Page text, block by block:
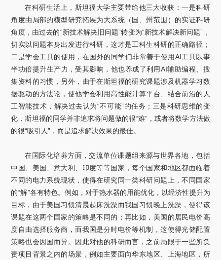
在科研生活上，斯坦福大学主要带给他三大收获：一是科研
角度由局部的模型研究拓展为大系统（国、州范围）的实证科研
角度，由过去的“新技术解决旧问题”转变为“新技术解决新问题”，
切实以问题本身出发进行科研，这才是工科生科研的正确路径；
二是学会工具的使用，在国外的同学们非常善于使用AI工具以事
半功倍提升生产力，受其影响，他也养成了利用AI辅助编程、搜
集资料的习惯，另外，由于在斯坦福的研究课题涉及机器学习数
据驱动的方法论，使他学会利用高性能计算平台、结合前沿的人
工智能技术，解决过去认为“不可能”的任务；三是科研思维的变
化，斯坦福的同学并非追求将问题做的很“难”，或者将数学方法做
的很“吸引人”，而是追求解决效果的最佳。
在国际化培养方面，交流单位课题组来源与世界各地，包括
中国、美国、意大利、印度等等国家，每个国家和地区都面临着
不同的电力系统现状，使得在研究同一类科研问题上，不同国家
的“解”各有特色。例如，对于热水器的用能优化，以经济性提升为
目标，由于美国习惯清晨起床洗澡而我国习惯晚上洗澡，使得该
课题在这两个国家的策略是不同的；再比如，美国的居民电价高
度自由选择服务商，而我国是分时电价等机制，这使得光储配置
策略也会因国而异。因此对他的科研而言，之前局限于一些所负
责项目背景之内的场景，例如主要面向华东地区、上海地区，所